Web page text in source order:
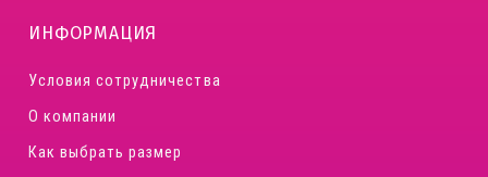
ИНФОРМАЦИЯ
Условия сотрудничества
О компании
Как выбрать размер